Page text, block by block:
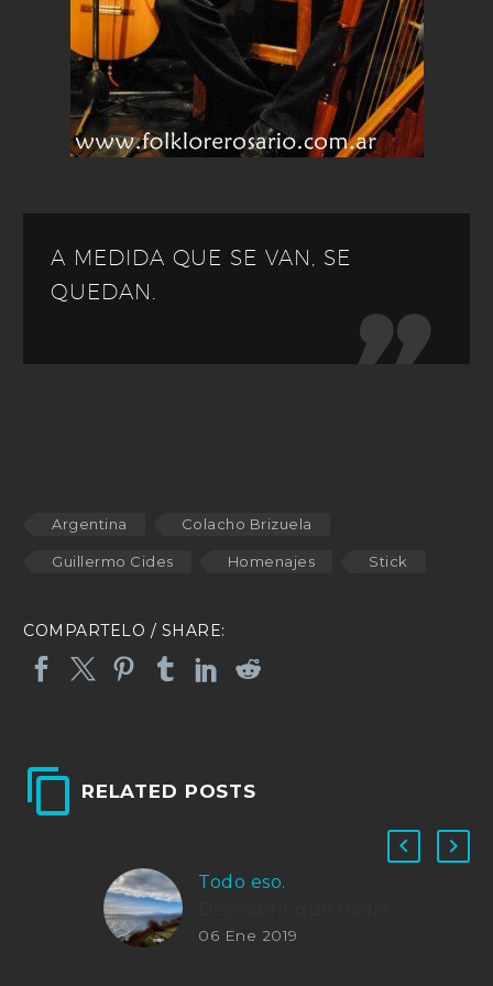
A MEDIDA QUE SE VAN, SE
QUEDAN.

Argentina Colacho Brizuela
Guillermo Cides Homenajes Stick
RELATED POSTS
Todo eso.
puede hacerte
06 Ene 2019